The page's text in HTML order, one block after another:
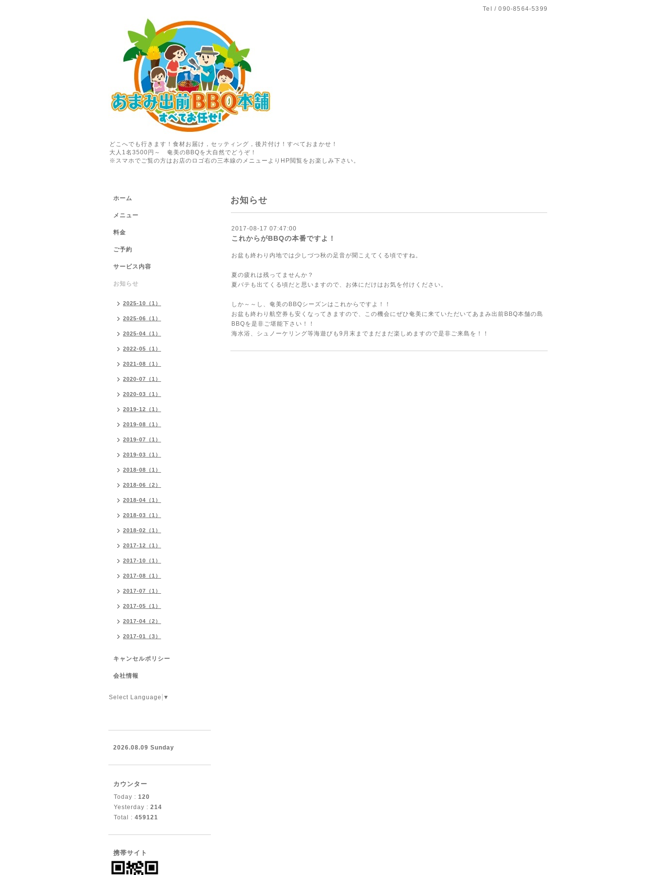
Tel / 090-8564-5399
どこへでも行きます！食材お届け，セッティング，後片付け！すべておまかせ！
大人1名3500円～ 奄美のBBQを大自然でどうぞ！
※スマホでご覧の方はお店のロゴ右の三本線のメニューよりHP閲覧をお楽しみ下さい。
お知らせ
2017-08-17 07:47:00
これからがBBQの本番ですよ！
お盆も終わり内地では少しづつ秋の足音が聞こえてくる頃ですね。
夏の疲れは残ってませんか？
夏バテも出てくる頃だと思いますので、お体にだけはお気を付けください。
しか～～し、奄美のBBQシーズンはこれからですよ！！
お盆も終わり航空券も安くなってきますので、この機会にぜひ奄美に来ていただいてあまみ出前BBQ本舗の島
BBQを是非ご堪能下さい！！
海水浴、シュノーケリング等海遊びも9月末までまだまだ楽しめますので是非ご来島を！！
ホーム
メニュー
料金
ご予約
サービス内容
お知らせ
2025-10（1）
2025-06（1）
2025-04（1）
2022-05（1）
2021-08（1）
2020-07（1）
2020-03（1）
2019-12（1）
2019-08（1）
2019-07（1）
2019-03（1）
2018-08（1）
2018-06（2）
2018-04（1）
2018-03（1）
2018-02（1）
2017-12（1）
2017-10（1）
2017-08（1）
2017-07（1）
2017-05（1）
2017-04（2）
2017-01（3）
キャンセルポリシー
会社情報
Select Language ▼
2026.08.09 Sunday
カウンター
Today : 120
Yesterday : 214
Total : 459121
携帯サイト